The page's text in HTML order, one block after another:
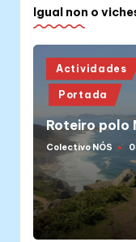
Igual non o
Posted
in
Actividades
Portada
Roteiro polo
Posted
Colectivo NÓS